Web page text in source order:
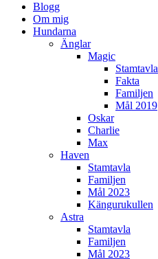
Freestylehundar.se
Blogg
Om mig
Hundarna
Änglar
Magic
Stamtavla
Fakta
Familjen
Mål 2019
Oskar
Charlie
Max
Haven
Stamtavla
Familjen
Mål 2023
Kängurukullen
Astra
Stamtavla
Familjen
Mål 2023